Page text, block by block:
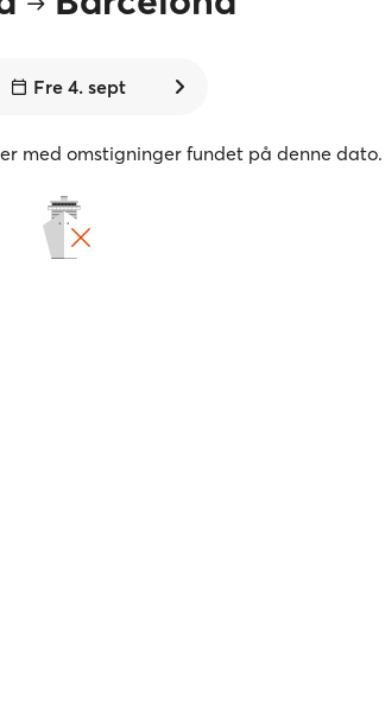
Fre 4. sept
med omstigninger fundet på denne dato.